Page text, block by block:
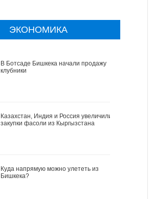
ЭКОНОМИКА
В Ботсаде Бишкека начали продажу
клубники
Казахстан, Индия и Россия увеличили
закупки фасоли из Кыргызстана
Куда напрямую можно улететь из
Бишкека?